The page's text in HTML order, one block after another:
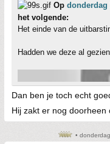
Op donderdag
het volgende:
Het einde van de
Hadden we deze al
Dan ben je toch echt
Hij zakt er nog doorheen
•